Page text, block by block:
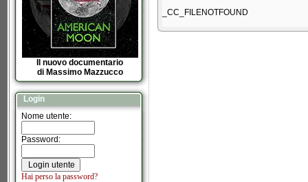
Il nuovo documentario
di Massimo Mazzucco
Login
Nome utente:
Password:
Hai perso la password?
_CC_FILENOTFOUND